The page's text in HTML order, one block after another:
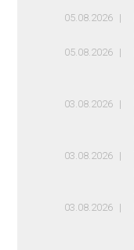
05.08.2026
05.08.2026
03.08.2026
03.08.2026
03.08.2026